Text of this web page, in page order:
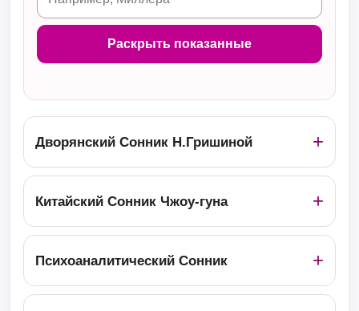
Раскрыть показанные
Дворянский Сонник Н.Гришиной
Китайский Сонник Чжоу-гуна
Психоаналитический Сонник